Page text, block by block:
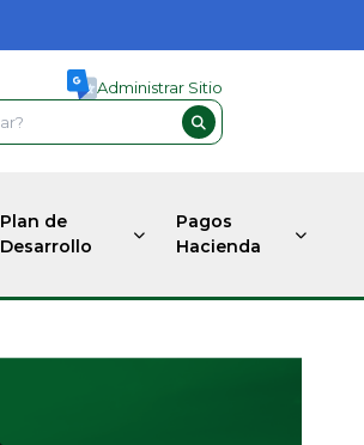
Administrar Sitio
Plan de
Desarrollo
Pagos
Hacienda